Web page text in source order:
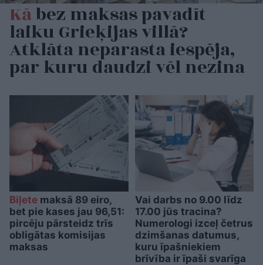
Kābez maksas pavadīt
laiku Grieķijas villā?
Atklāta neparasta iespēja,
par kuru daudzi vēl nezina
Biļete maksā 89 eiro,
bet pie kases jau 96,51:
pircēju pārsteidz trīs
obligātas komisijas
maksas
Vai darbs no 9.00 līdz
17.00 jūs tracina?
Numerologi izceļ četrus
dzimšanas datumus,
kuru īpašniekiem
brīvība ir īpaši svarīga